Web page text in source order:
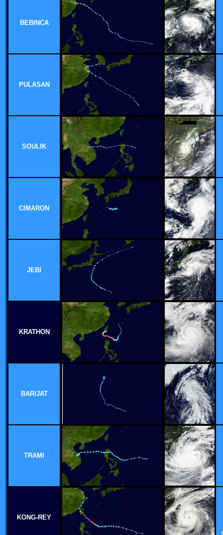
BEBINCA
PULASAN
SOULIK
CIMARON
JEBI
KRATHON
BARIJAT
TRAMI
KONG-REY